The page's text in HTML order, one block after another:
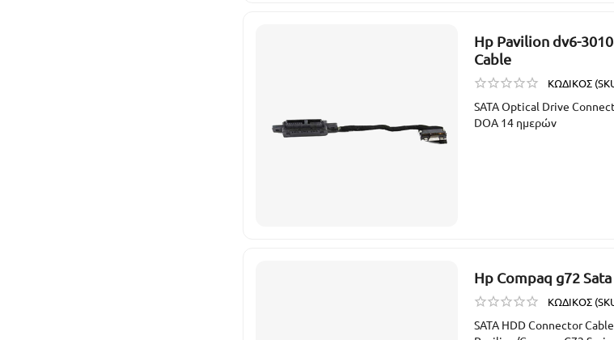
Hp Pavilion dv6-
Cable
ΚΩΔΙΚΟΣ
SATA Optical Drive
DOA 14 ημερών
Hp Compaq g72
ΚΩΔΙΚΟΣ
SATA HDD Connector